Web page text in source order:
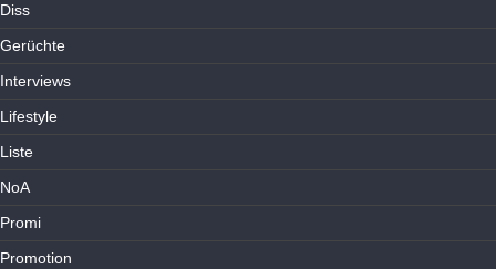
Diss
Gerüchte
Interviews
Lifestyle
Liste
NoA
Promi
Promotion